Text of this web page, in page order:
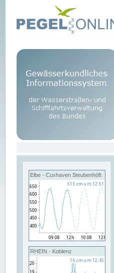
Elbe - Cuxhaven Steubenhöft
RHEIN - Koblenz